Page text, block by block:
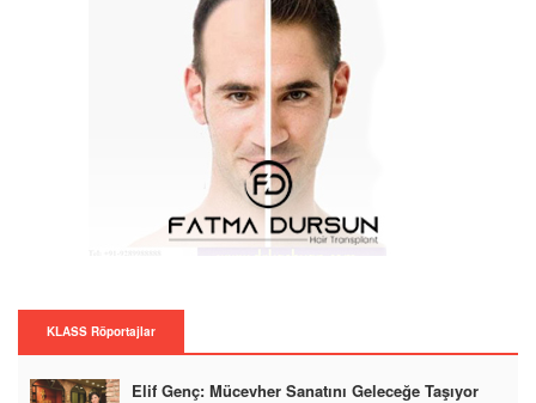
KLASS Röportajlar
Elif Genç: Mücevher Sanatını Geleceğe Taşıyor